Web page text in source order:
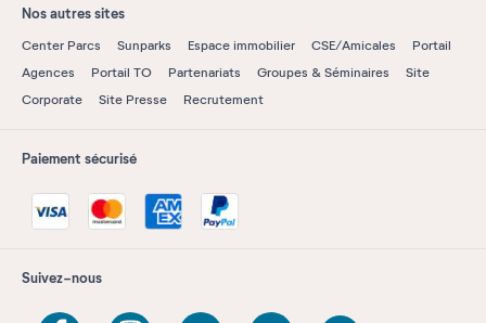
Nos autres sites
Center Parcs Sunparks Espace immobilier CSE/Amicales
Portail
Agences
Portail TO Partenariats Groupes & Séminaires
Site
Corporate
Site Presse Recrutement
Paiement sécurisé
Suivez-nous